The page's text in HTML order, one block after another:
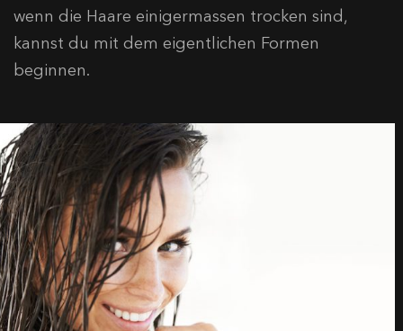
wenn die Haare einigermassen trocken sind,
kannst du mit dem eigentlichen Formen
beginnen.